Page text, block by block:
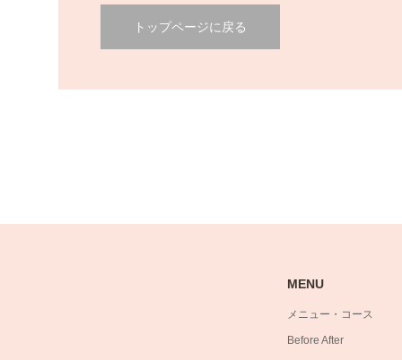
トップページに戻る
MENU
メニュー・コース
Before After